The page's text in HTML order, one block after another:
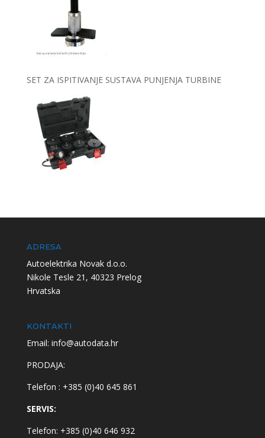
SET ZA ISPITIVANJE SUSTAVA PUNJENJA TURBINE
ADRESA
Autoelektrika Novak d.o.o.
Nikole Tesle 21, 40323 Prelog
Hrvatska
KONTAKTI
Email: info@autodata.hr
PRODAJA:
Telefon : +385 (0)40 645 861
SERVIS:
Telefon: +385 (0)40 646 932